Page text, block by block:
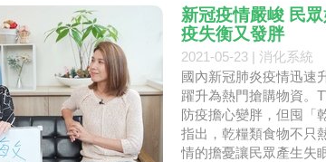
新冠疫情嚴峻 民
疫失衡又發胖
2021-05-23 | 消化系統
國內新冠肺炎疫情迅速
躍升為熱門搶購物資。
防疫擔心變胖，但囤「
指出，乾糧類食物不只
情的擔憂讓民眾產生失